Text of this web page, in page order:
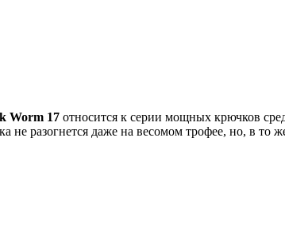
Worm 17 относится к серии мощных крючков
не разогнется даже на весомом трофее, но, в то